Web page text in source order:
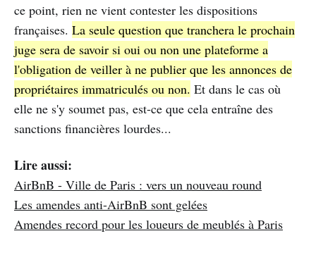
ce point, rien ne vient contester les dispositions
françaises. La seule question que tranchera le prochain
juge sera de savoir si oui ou non une plateforme a
l'obligation de veiller à ne publier que les annonces de
propriétaires immatriculés ou non. Et dans le cas où
elle ne s'y soumet pas, est-ce que cela entraîne des
sanctions financières lourdes...
Lire aussi:
AirBnB - Ville de Paris : vers un nouveau round
Les amendes anti-AirBnB sont gelées
Amendes record pour les loueurs de meublés à Paris